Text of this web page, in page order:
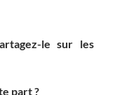
le sur les
part ?